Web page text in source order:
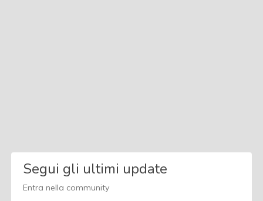
Segui gli ultimi update
Entra nella community